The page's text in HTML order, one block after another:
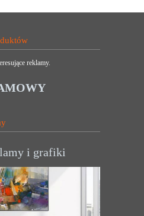
reklamy.
i grafiki